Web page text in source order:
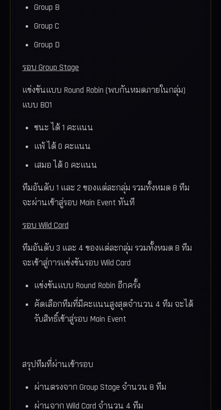
Group B
Group C
Group D
รอบ Group Stage
แข่งขันแบบ Round Robin (พบกันหมดภายในกลุ่ม)
แบบ BO1
ชนะ ได้ 1 คะแนน
แพ้ ได้ 0 คะแนน
เสมอ ได้ 0 คะแนน
ทีมอันดับ 1 และ 2 ของแต่ละกลุ่ม รวมทั้งหมด 8 ทีม
จะผ่านเข้าสู่รอบ Main Event ทันที
รอบ Wild Card
ทีมอันดับ 3 และ 4 ของแต่ละกลุ่ม รวมทั้งหมด 8 ทีม
จะเข้าสู่การแข่งขันรอบ Wild Card
แข่งขันแบบ Round Robin อีกครั้ง
คัดเลือกทีมที่มีคะแนนสูงสุดจำนวน 4 ทีม จะได้
รับสิทธิ์เข้าสู่รอบ Main Event
สรุปทีมที่ผ่านเข้ารอบ
ผ่านตรงจาก Group Stage จำนวน 8 ทีม
ผ่านจาก Wild Card จำนวน 4 ทีม